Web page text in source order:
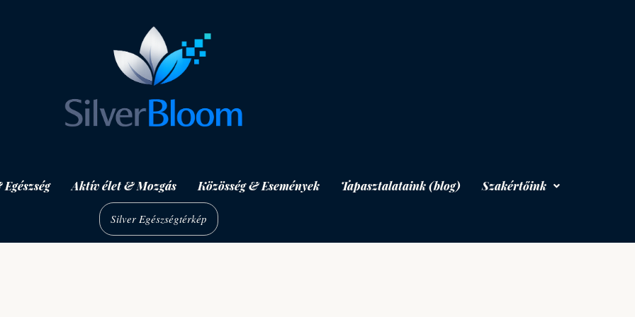
Aktív élet & Mozgás Közösség & Események Tapasztalataink (blog) Szakértőink
Silver Egészségtérkép